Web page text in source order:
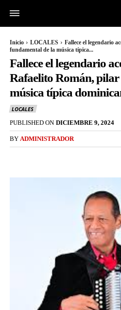
Inicio LOCALES
Fallece el legendario
fundamental de la música típica...
Fallece el legendario
Rafaelito Román,
música típica
LOCALES
PUBLISHED ON DICIEMBRE 9, 2024
BY ADMINISTRADOR